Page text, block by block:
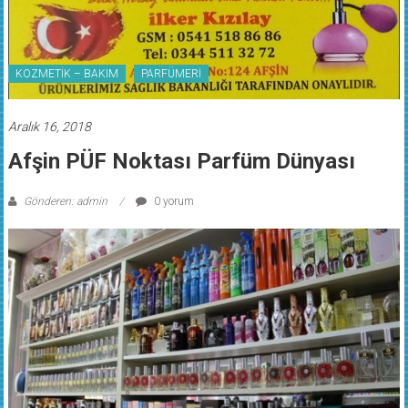
KOZMETİK – BAKIM PARFÜMERİ
Aralık 16, 2018
Afşin PÜF Noktası Parfüm Dünyası
Gönderen: admin 0 yorum